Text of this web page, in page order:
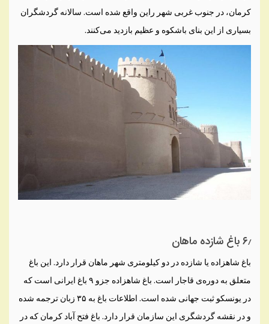
کرمان، در جنوب غربی شهر راین واقع شده است. سالانه گردشگران
بسیاری از این بنای باشکوه و عظیم بازدید می‌کنند.
۶٫ باغ شازده ماهان
باغ شاهزاده یا شازده در دو کیلومتری شهر ماهان قرار دارد. این باغ
متعلق به دوره‌ی قاجار است. باغ شاهزاده جزو ۹ باغ ایرانی است که
در یونسکو ثبت جهانی شده است. اطلاعات باغ به ۳۵ زبان ترجمه شده
و در نقشه گردشگری این سازمان قرار دارد. باغ فتح آباد کرمان که در